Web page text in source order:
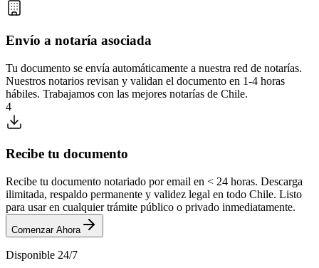
Envío a notaría asociada
Tu documento se envía automáticamente a nuestra red de notarías.
Nuestros notarios revisan y validan el documento en 1-4 horas
hábiles. Trabajamos con las mejores notarías de Chile.
4
Recibe tu documento
Recibe tu documento notariado por email en < 24 horas. Descarga
ilimitada, respaldo permanente y validez legal en todo Chile. Listo
para usar en cualquier trámite público o privado inmediatamente.
Comenzar Ahora
Disponible 24/7